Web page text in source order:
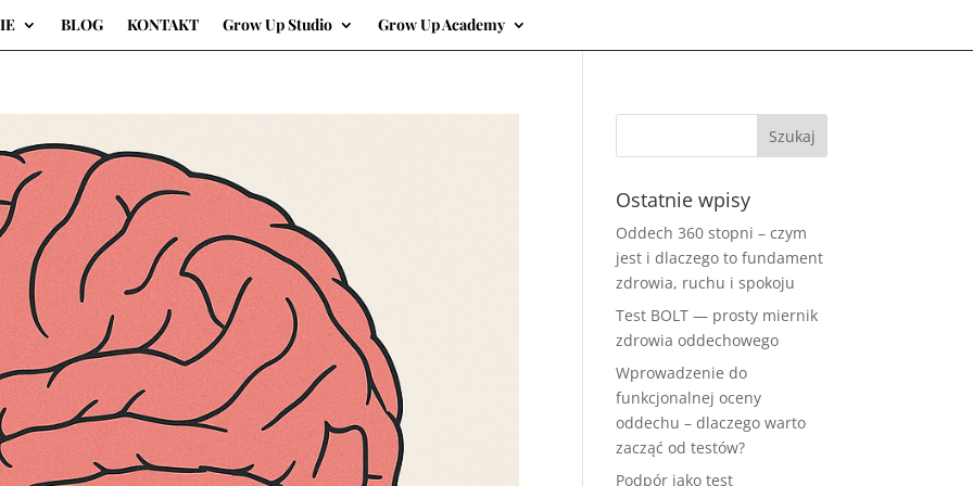
BLOG KONTAKT Grow Up Studio Grow Up Academy
Ostatnie wpisy
Oddech 360 stopni – czym
jest i dlaczego to fundament
zdrowia, ruchu i spokoju
Test BOLT — prosty miernik
zdrowia oddechowego
Wprowadzenie do
funkcjonalnej oceny
oddechu – dlaczego warto
zacząć od testów?
Podpór jako test